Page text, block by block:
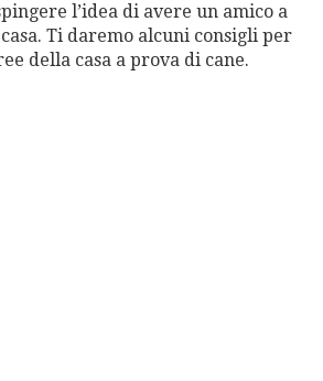
l’idea di avere un amico a
Ti daremo alcuni consigli per
della casa a prova di cane.